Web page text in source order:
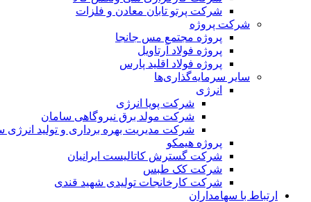
شرکت پرتو تابان معادن و فلزات
شرکت پروژه
پروژه مجتمع مس جانجا
پروژه فولاد آرتاویل
پروژه فولاد اقلید پارس
سایر سرمایه‌گذاری‌ها
انرژی
شرکت پویا انرژی
شرکت مولد برق نیروگاهی سامان
شرکت مدیریت بهره برداری و تولید انرژی
پروژه هیمکو
شرکت گسترش کاتالیست ایرانیان
شرکت کک طبس
شرکت کارخانجات تولیدی شهید قندی
ارتباط با سهامداران